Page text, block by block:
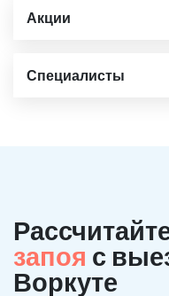
Акции
Специалисты
запоя с
Воркуте